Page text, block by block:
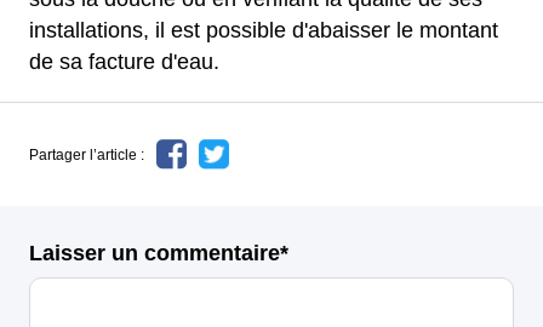
installations, il est possible d'abaisser le montant
de sa facture d'eau.
Partager l’article :
Laisser un commentaire*